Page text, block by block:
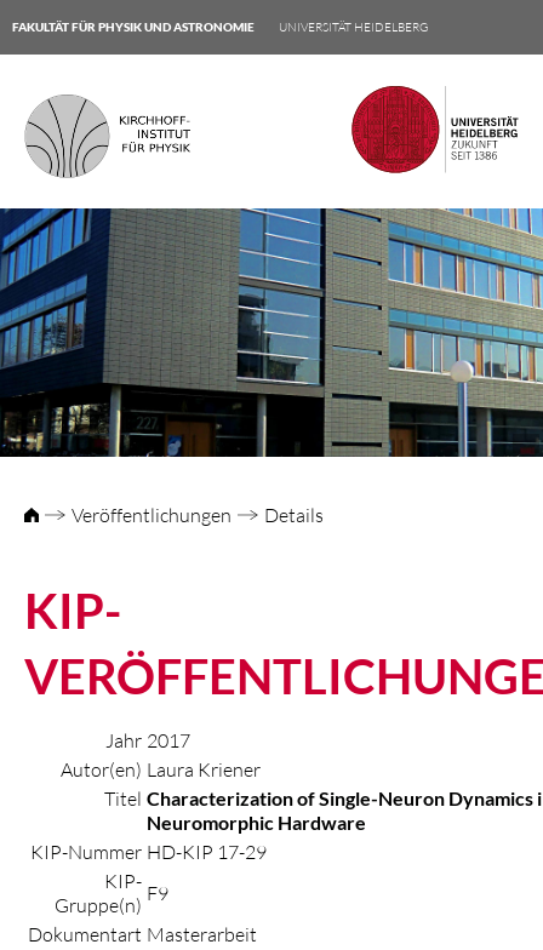
FAKULTÄT FÜR PHYSIK UND ASTRONOMIE UNIVERSITÄT HEIDELBERG
Veröffentlichungen Details
KIP-
Jahr 2017
Autor(en) Laura Kriener
Titel Characterization of Single-Neuron Dynamics
Neuromorphic Hardware
KIP-Nummer HD-KIP 17-29
KIP-
Gruppe(n) F9
Dokumentart Masterarbeit